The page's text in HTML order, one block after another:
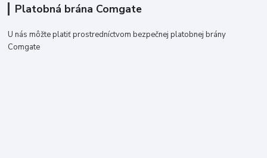
Platobná brána Comgate
U nás môžte platiť prostredníctvom bezpečnej platobnej brány
Comgate